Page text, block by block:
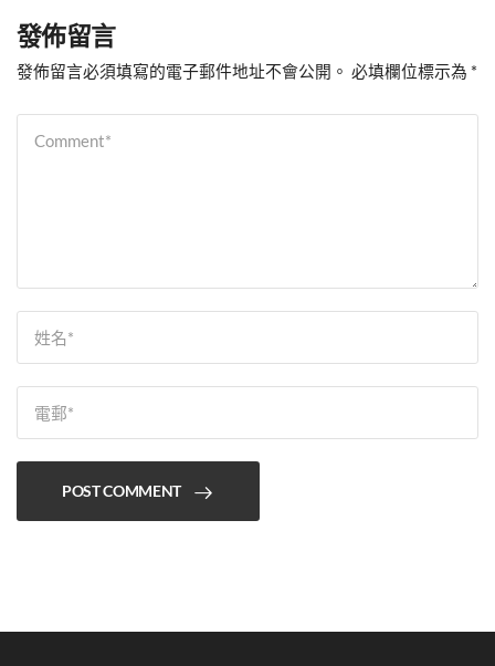
發佈留言
發佈留言必須填寫的電子郵件地址不會公開。 必填欄位標示為 *
POST COMMENT